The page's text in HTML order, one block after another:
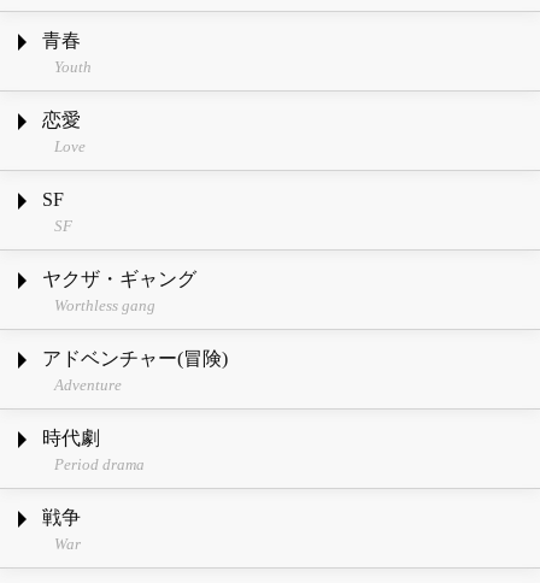
青春
Youth
恋愛
Love
SF
SF
ヤクザ・ギャング
Worthless gang
アドベンチャー(冒険)
Adventure
時代劇
Period drama
戦争
War